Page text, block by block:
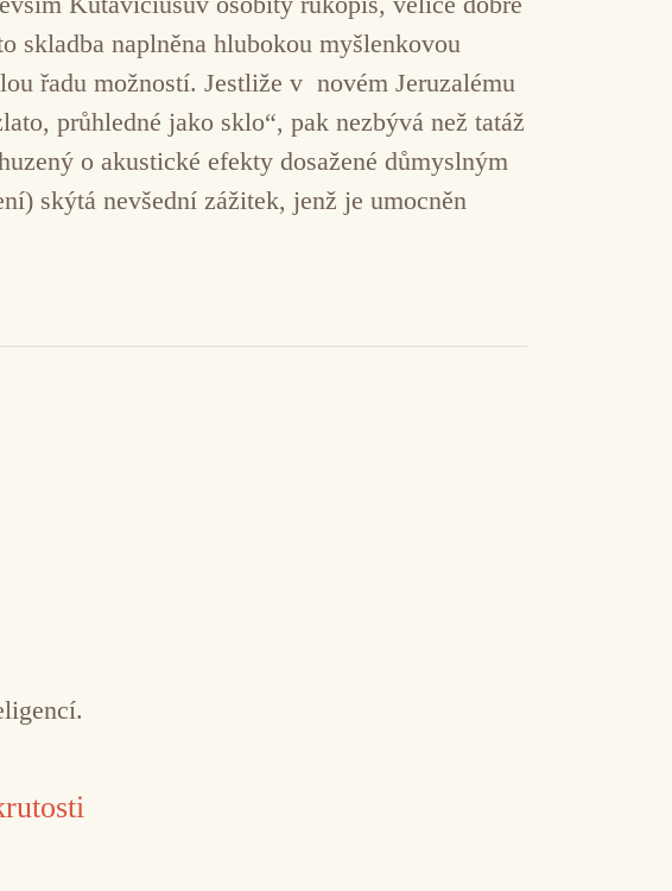
skladba naplněna hlubokou myšlenkovou
řadu možností. Jestliže v novém Jeruzalému
průhledné jako sklo“, pak nezbývá než tatáž
o akustické efekty dosažené důmyslným
skýtá nevšední zážitek, jenž je umocněn